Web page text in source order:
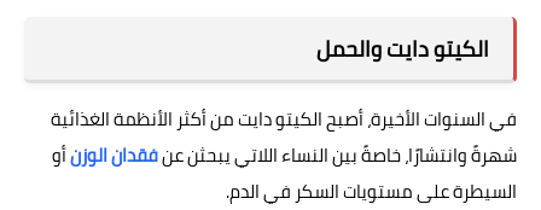
الكيتو دايت والحمل
في السنوات الأخيرة، أصبح الكيتو دايت من أكثر الأنظمة الغذائية
شهرةً وانتشارًا، خاصةً بين النساء اللاتي يبحثن عنفقدان الوزنأو
السيطرة على مستويات السكر في الدم.